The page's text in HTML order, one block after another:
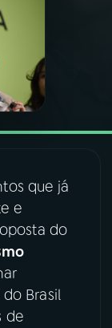
que já
e
do
Brasil
de